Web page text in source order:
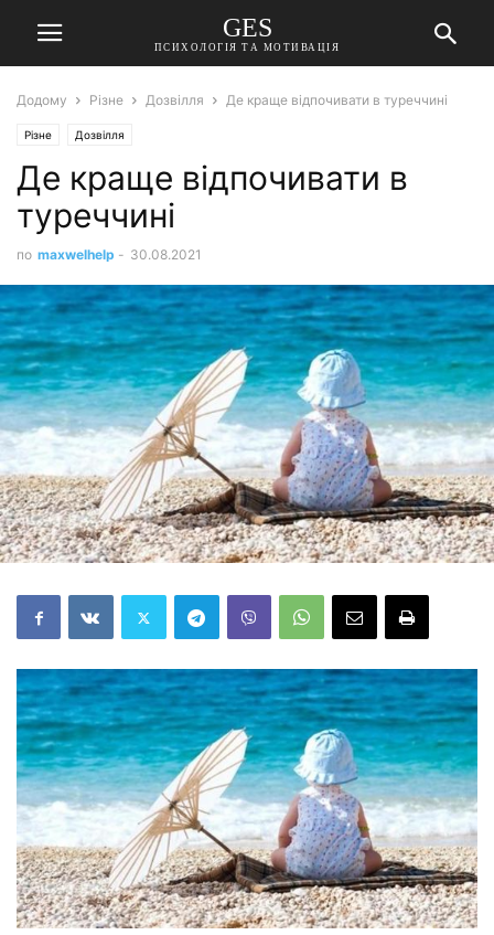
GES
ПСИХОЛОГІЯ ТА МОТИВАЦІЯ
Додому Різне Дозвілля Де краще відпочивати в туреччині
Різне Дозвілля
Де краще відпочивати в
туреччині
по maxwelhelp - 30.08.2021